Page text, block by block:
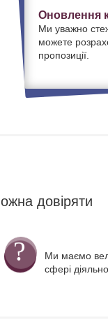
Оновлення
Ми уважно
можете
пропозиції.
довіряти
Ми маємо
сфері